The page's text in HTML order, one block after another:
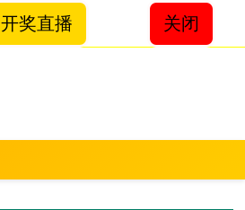
开奖直播 关闭